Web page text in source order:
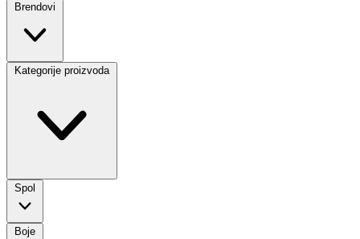
Brendovi
Kategorije proizvoda
Spol
Boje